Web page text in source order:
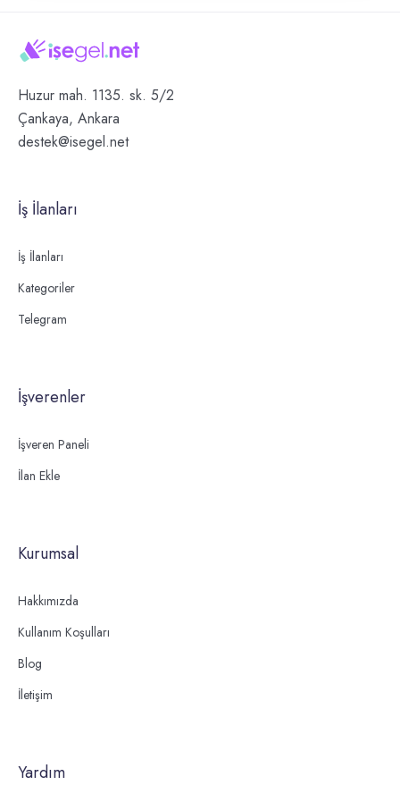
Huzur mah. 1135. sk. 5/2
Çankaya, Ankara
destek@isegel.net
İş İlanları
İş İlanları
Kategoriler
Telegram
İşverenler
İşveren Paneli
İlan Ekle
Kurumsal
Hakkımızda
Kullanım Koşulları
Blog
İletişim
Yardım